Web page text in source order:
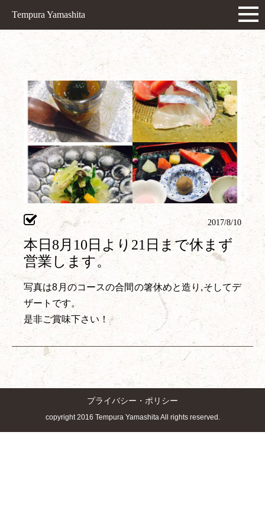
Tempura Yamashita
2017/8/10
本日8月10日より21日まで休まず
営業します。
写真は8月のコースの合間の箸休めと造り,そしてデ
ザートです。
是非ご賞味下さい！
プライバシー・ポリシー
copyright 2016 Tempura Yamashita All rights reserved.